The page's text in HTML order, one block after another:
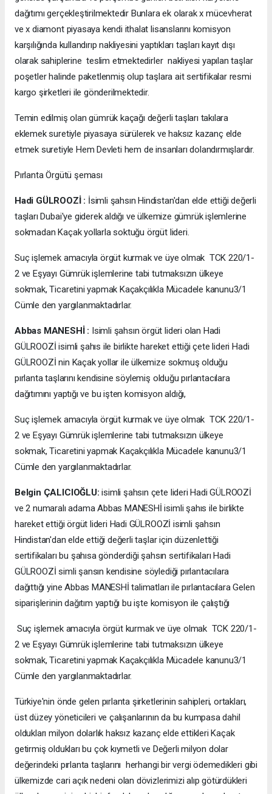
dağıtımı gerçekleştirilmektedir Bunlara ek olarak x mücevherat
ve x diamont piyasaya kendi ithalat lisanslarını komisyon
karşılığında kullandırıp nakliyesini yaptıkları taşları kayıt dışı
olarak sahiplerine teslim etmektedirler nakliyesi yapılan taşlar
poşetler halinde paketlenmiş olup taşlara ait sertifikalar resmi
kargo şirketleri ile gönderilmektedir.
Temin edilmiş olan gümrük kaçağı değerli taşları takılara
eklemek suretiyle piyasaya sürülerek ve haksız kazanç elde
etmek suretiyle Hem Devleti hem de insanları dolandırmışlardır.
Pırlanta Örgütü şeması
Hadi GÜLROOZİ : İsimli şahsın Hindistan'dan elde ettiği değerli
taşları Dubai'ye giderek aldığı ve ülkemize gümrük işlemlerine
sokmadan Kaçak yollarla soktuğu örgüt lideri.
Suç işlemek amacıyla örgüt kurmak ve üye olmak TCK 220/1-
2 ve Eşyayı Gümrük işlemlerine tabi tutmaksızın ülkeye
sokmak, Ticaretini yapmak Kaçakçılıkla Mücadele kanunu3/1
Cümle den yargılanmaktadırlar.
Abbas MANESHİ : Isimli şahsın örgüt lideri olan Hadi
GÜLROOZİ isimli şahıs ile birlikte hareket ettiği çete lideri Hadi
GÜLROOZİ nin Kaçak yollar ile ülkemize sokmuş olduğu
pırlanta taşlarını kendisine söylemiş olduğu pırlantacılara
dağıtımını yaptığı ve bu işten komisyon aldığı,
Suç işlemek amacıyla örgüt kurmak ve üye olmak TCK 220/1-
2 ve Eşyayı Gümrük işlemlerine tabi tutmaksızın ülkeye
sokmak, Ticaretini yapmak Kaçakçılıkla Mücadele kanunu3/1
Cümle den yargılanmaktadırlar.
Belgin ÇALICIOĞLU: isimli şahsın çete lideri Hadi GÜLROOZİ
ve 2 numaralı adama Abbas MANESHİ isimli şahıs ile birlikte
hareket ettiği örgüt lideri Hadi GÜLROOZİ isimli şahsın
Hindistan'dan elde ettiği değerli taşlar için düzenlettiği
sertifikaları bu şahısa gönderdiği şahsın sertifikaları Hadi
GÜLROOZİ simli şansın kendisine söylediği pırlantacılara
dağıttığı yine Abbas MANESHİ talimatları ile pırlantacılara Gelen
siparişlerinin dağıtım yaptığı bu işte komisyon ile çalıştığı
Suç işlemek amacıyla örgüt kurmak ve üye olmak TCK 220/1-
2 ve Eşyayı Gümrük işlemlerine tabi tutmaksızın ülkeye
sokmak, Ticaretini yapmak Kaçakçılıkla Mücadele kanunu3/1
Cümle den yargılanmaktadırlar.
Türkiye'nin önde gelen pırlanta şirketlerinin sahipleri, ortakları,
üst düzey yöneticileri ve çalışanlarının da bu kumpasa dahil
oldukları milyon dolarlık haksız kazanç elde ettikleri Kaçak
getirmiş oldukları bu çok kıymetli ve Değerli milyon dolar
değerindeki pırlanta taşlarını herhangi bir vergi ödemedikleri gibi
ülkemizde cari açık nedeni olan dövizlerimizi alıp götürdükleri